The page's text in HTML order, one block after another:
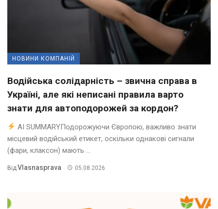
НОВИНИ КОМПАНІЙ
Водійська солідарність – звична справа в
Україні, але які неписані правила варто
знати для автоподорожей за кордон?
AI SUMMARYПодорожуючи Європою, важливо знати
місцевий водійський етикет, оскільки однакові сигнали
(фари, клаксон) мають ...
Від Vlasnasprava 05.08.2026